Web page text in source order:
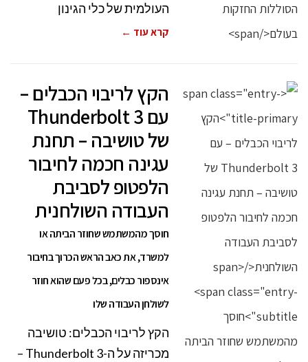
העולמית של כלי הגינון
קרא עוד ←
הקץ לריבוי הכבלים –
עם Thunderbolt 3
של טושיבה – תחנת
עגינה חכמה לחיבור
הלפטופ לסביבת
העבודה השולחנית
חוסך מהמשתמש שחוזר הביתה או
למשרד, את כאב הראש הכרוך בחיבור
אינספור כבלים, בכל פעם שהוא חוזר
לשולחן העבודה שלו
הקץ לריבוי הכבלים: טושיבה
מכריזה על ה-Thunderbolt 3 –